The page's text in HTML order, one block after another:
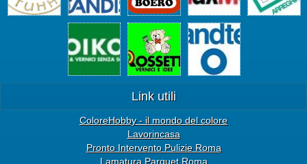
Link utili
ColoreHobby - il mondo del colore
Lavorincasa
Pronto Intervento Pulizie Roma
Lamatura Parquet Roma